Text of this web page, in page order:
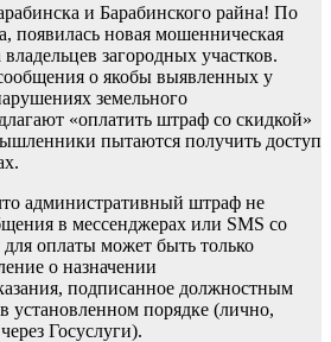
и Барабинского райна! По
появилась новая мошенническая
загородных участков.
о якобы выявленных у
земельного
«оплатить штраф со скидкой»
пытаются получить доступ
административный штраф не
в мессенджерах или SMS со
оплаты может быть только
о назначении
подписанное должностным
установленном порядке (лично,
Госуслуги).